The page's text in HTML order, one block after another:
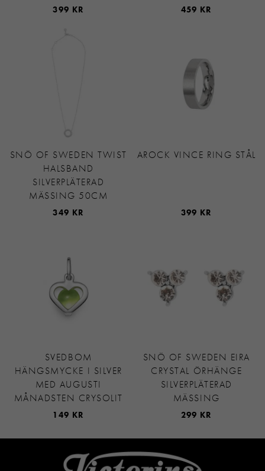
399 KR 459 KR
SNÖ OF SWEDEN TWIST
HALSBAND
SILVERPLÄTERAD
MÄSSING 50CM
349 KR
AROCK VINCE RING STÅL
399 KR
SVEDBOM
HÄNGSMYCKE I SILVER
MED AUGUSTI
MÅNADSTEN CRYSOLIT
149 KR
SNÖ OF SWEDEN EIRA
CRYSTAL ÖRHÄNGE
SILVERPLÄTERAD
MÄSSING
299 KR